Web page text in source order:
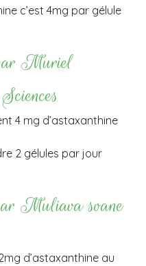
c’est 4mg par gélule
Muriel
4 mg d’astaxanthine
2 gélules par jour
Muliava soane
d’astaxanthine au